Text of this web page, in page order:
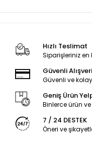
Hızlı Teslimat
Siparişleriniz en
Güvenli
Güvenli ve
Geniş Ürün
Binlerce ürün
7 / 24 DESTEK
Öneri ve